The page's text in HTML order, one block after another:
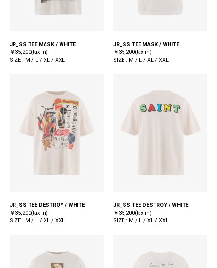
JR_SS TEE MASK / WHITE
￥35,200(tax in)
SIZE : M / L / XL / XXL
JR_SS TEE MASK / WHITE
￥35,200(tax in)
SIZE : M / L / XL / XXL
JR_SS TEE DESTROY / WHITE
￥35,200(tax in)
SIZE : M / L / XL / XXL
JR_SS TEE DESTROY / WHITE
￥35,200(tax in)
SIZE : M / L / XL / XXL